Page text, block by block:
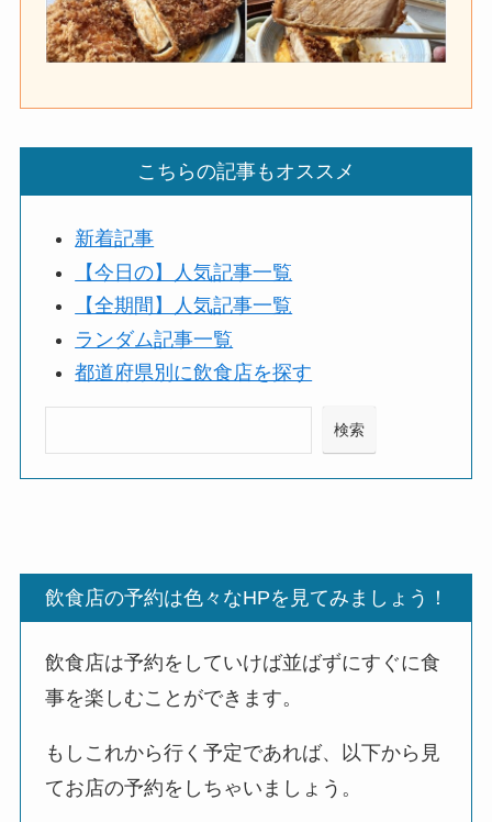
こちらの記事もオススメ
新着記事
【今日の】人気記事一覧
【全期間】人気記事一覧
ランダム記事一覧
都道府県別に飲食店を探す
検索
飲食店の予約は色々なHPを見てみましょう！
飲食店は予約をしていけば並ばずにすぐに食
事を楽しむことができます。
もしこれから行く予定であれば、以下から見
てお店の予約をしちゃいましょう。